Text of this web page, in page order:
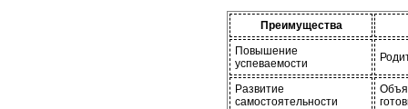
Преимущества
Повышение
успеваемости
Развитие
самостоятельности